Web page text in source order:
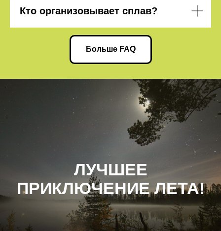
Кто организовывает сплав?
Больше FAQ
ЛУЧШЕЕ
ПРИКЛЮЧЕНИЕ ЛЕТА!